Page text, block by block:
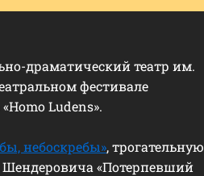
драматический театр им.
фестивале
Ludens».
небоскребы», трогательную
«Потерпевший